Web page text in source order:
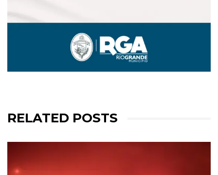
RELATED POSTS